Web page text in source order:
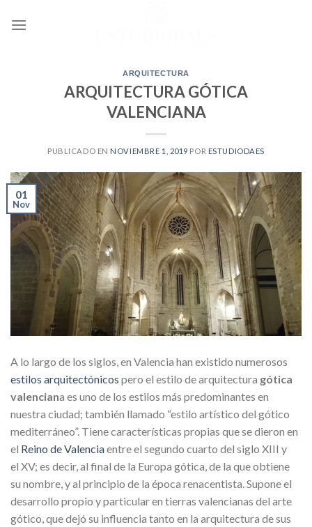
ARQUITECTURA
ARQUITECTURA GÓTICA
VALENCIANA
PUBLICADO EN NOVIEMBRE 1, 2019 POR ESTUDIODAES
01
Nov
A lo largo de los siglos, en Valencia han existido numerosos
estilos arquitectónicos pero el estilo de arquitectura gótica
valenciana es uno de los estilos más predominantes en
nuestra ciudad; también llamado “estilo artístico del gótico
mediterráneo”. Tiene características propias que se dieron en
el Reino de Valenciaentre el segundo cuarto del siglo XIII y
el XV; es decir, al final de la Europa gótica, de la que obtiene
su nombre, y al principio de la época renacentista. Supone el
desarrollo propio y particular en tierras valencianas del arte
gótico, que dejó su influencia tanto en la arquitectura de sus